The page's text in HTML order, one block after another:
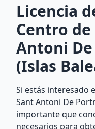
Licencia
Centro de
Antoni
(Islas
Si estás interesado
Sant Antoni De
importante que
necesarios para